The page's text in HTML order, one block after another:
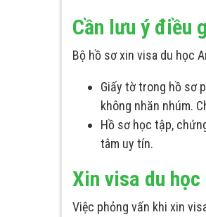
Cần lưu ý điều
Bộ hồ sơ xin visa du học
Giấy tờ trong hồ sơ
không nhăn nhúm.
Hồ sơ học tập,
tâm uy tín.
Xin visa du
Việc phỏng vấn khi xin